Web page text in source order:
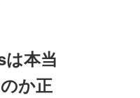
本当
か正